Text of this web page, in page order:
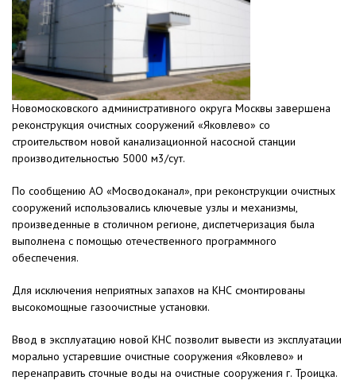
Новомосковского административного округа Москвы завершена
реконструкция очистных сооружений «Яковлево» со
строительством новой канализационной насосной станции
производительностью 5000 м3/сут.
По сообщению АО «Мосводоканал», при реконструкции очистных
сооружений использовались ключевые узлы и механизмы,
произведенные в столичном регионе, диспетчеризация была
выполнена с помощью отечественного программного
обеспечения.
Для исключения неприятных запахов на КНС смонтированы
высокомощные газоочистные установки.
Ввод в эксплуатацию новой КНС позволит вывести из эксплуатации
морально устаревшие очистные сооружения «Яковлево» и
перенаправить сточные воды на очистные сооружения г. Троицка.